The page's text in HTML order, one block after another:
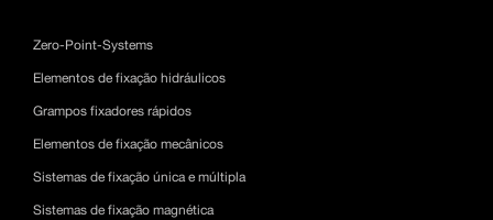
Zero-Point-Systems
Elementos de fixação hidráulicos
Grampos fixadores rápidos
Elementos de fixação mecânicos
Sistemas de fixação única e múltipla
Sistemas de fixação magnética